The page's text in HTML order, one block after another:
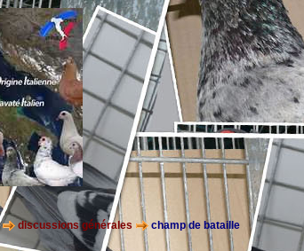
discussions générales champ de bataille